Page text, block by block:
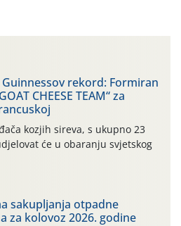
rekord: Formiran
CHEESE TEAM“ za
kozjih sireva, s ukupno 23
će u obaranju svjetskog
sakupljanja otpadne
za kolovoz 2026. godine